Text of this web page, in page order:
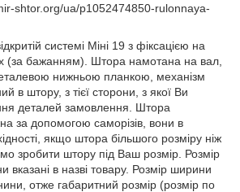
shtor.org/ua/p1052474850-rulonnaya-
системі Міні 19 з фіксацією на
(за бажанням). Штора намотана на вал,
нижньою планкою, механізм
в штору, з тієї сторони, з якої Ви
деталей замовлення. Штора
за допомогою саморізів, вони в
якщо штора більшого розміру ніж
зробити штору під Ваш розмір. Розмір
вказані в назві товару. Розмір ширини
отже габаритний розмір (розмір по